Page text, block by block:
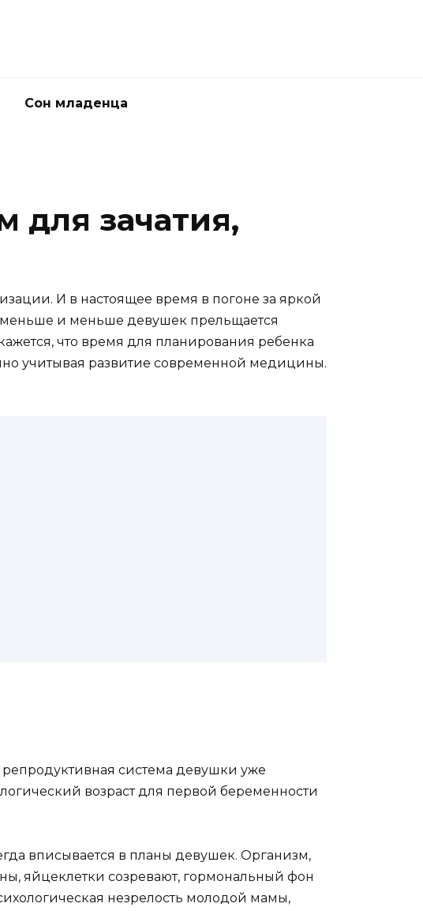
Сон младенца
для зачатия,
И в настоящее время в погоне за яркой
и меньше девушек прельщается
что время для планирования ребенка
учитывая развитие современной медицины.
система девушки уже
возраст для первой беременности
вписывается в планы девушек. Организм,
яйцеклетки созревают, гормональный фон
незрелость молодой мамы,